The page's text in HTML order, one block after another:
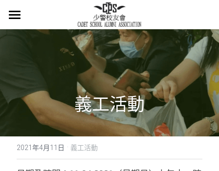
主頁
少警冷知識
最新消息
活在當下
義工活動
2021年4月11日 · 義工活動
商品分類
所有商品分類